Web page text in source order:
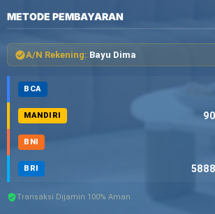
METODE PEMBAYARAN
A/N Rekening: Bayu Dima
BCA
MANDIRI
BNI
BRI
Transaksi Dijamin 100% Aman